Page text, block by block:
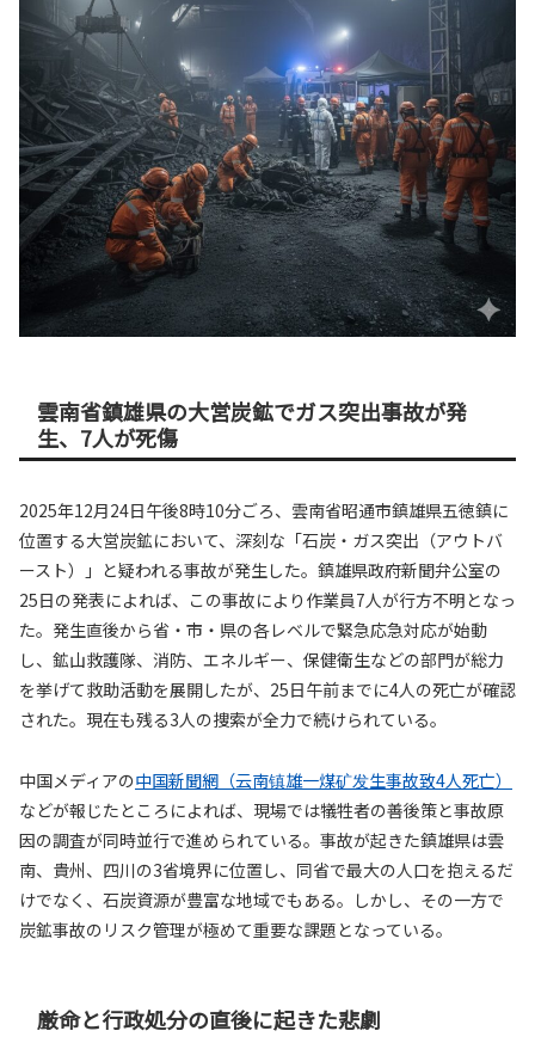
雲南省鎮雄県の大営炭鉱でガス突出事故が発
生、7人が死傷
2025年12月24日午後8時10分ごろ、雲南省昭通市鎮雄県五徳鎮に
位置する大営炭鉱において、深刻な「石炭・ガス突出（アウトバ
ースト）」と疑われる事故が発生した。鎮雄県政府新聞弁公室の
25日の発表によれば、この事故により作業員7人が行方不明となっ
た。発生直後から省・市・県の各レベルで緊急応急対応が始動
し、鉱山救護隊、消防、エネルギー、保健衛生などの部門が総力
を挙げて救助活動を展開したが、25日午前までに4人の死亡が確認
された。現在も残る3人の捜索が全力で続けられている。
中国メディアの中国新聞網（云南镇雄一煤矿发生事故致4人死亡）
などが報じたところによれば、現場では犠牲者の善後策と事故原
因の調査が同時並行で進められている。事故が起きた鎮雄県は雲
南、貴州、四川の3省境界に位置し、同省で最大の人口を抱えるだ
けでなく、石炭資源が豊富な地域でもある。しかし、その一方で
炭鉱事故のリスク管理が極めて重要な課題となっている。
厳命と行政処分の直後に起きた悲劇